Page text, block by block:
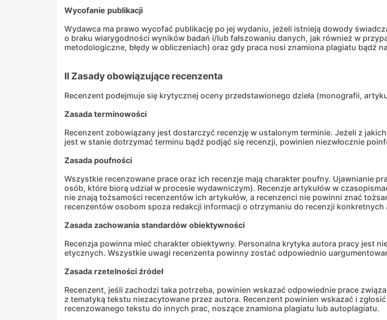
Wycofanie publikacji
Wydawca ma prawo wycofać publikację po jej wydaniu, jeżeli istnieją dowody
o braku wiarygodności wyników badań i/lub fałszowaniu danych, jak również w
metodologiczne, błędy w obliczeniach) oraz gdy praca nosi znamiona plagiatu bądź
II Zasady obowiązujące recenzenta
Recenzent podejmuje się krytycznej oceny przedstawionego dzieła (monografii,
Zasada terminowości
Recenzent zobowiązany jest dostarczyć recenzję w ustalonym terminie. Jeżeli z
jest w stanie dotrzymać terminu bądź podjąć się recenzji, powinien niezwłocznie
Zasada poufności
Wszystkie recenzowane prace oraz ich recenzje mają charakter poufny. Ujawnianie
osób, które biorą udział w procesie wydawniczym). Recenzje artykułów w
nie znają tożsamości recenzentów ich artykułów, a recenzenci nie powinni znać
recenzentów osobom spoza redakcji informacji o otrzymaniu do recenzji konkretnych
Zasada zachowania standardów obiektywności
Recenzja powinna mieć charakter obiektywny. Personalna krytyka autora pracy jest
etycznych. Wszystkie uwagi recenzenta powinny zostać odpowiednio
Zasada rzetelności źródeł
Recenzent, jeśli zachodzi taka potrzeba, powinien wskazać odpowiednie prace
z tematyką tekstu niezacytowane przez autora. Recenzent powinien wskazać i
recenzowanego tekstu do innych prac, noszące znamiona plagiatu lub autoplagiatu.